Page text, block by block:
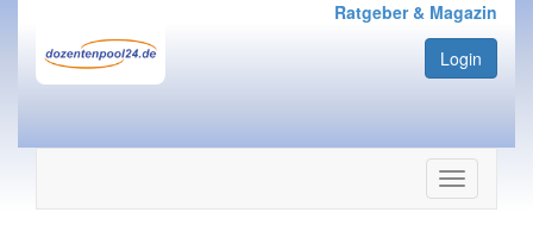
Ratgeber & Magazin
Login
Navigation
ein-/